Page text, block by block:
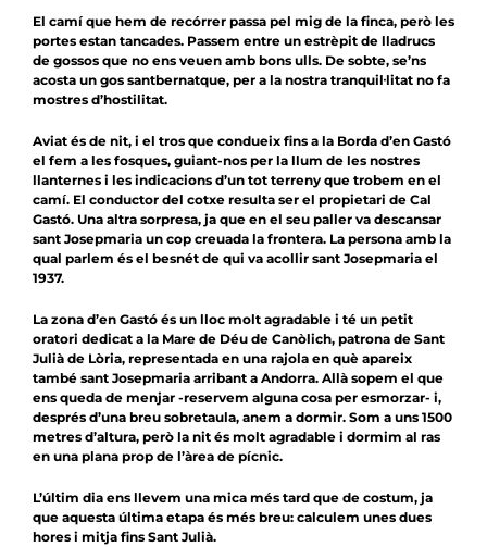
El camí que hem de recórrer passa pel mig de la finca, però les
portes estan tancades. Passem entre un estrèpit de lladrucs
de gossos que no ens veuen amb bons ulls. De sobte, se’ns
acosta un gos santbernatque, per a la nostra tranquil·litat no fa
mostres d’hostilitat.
Aviat és de nit, i el tros que condueix fins a la Borda d’en Gastó
el fem a les fosques, guiant-nos per la llum de les nostres
llanternes i les indicacions d’un tot terreny que trobem en el
camí. El conductor del cotxe resulta ser el propietari de Cal
Gastó. Una altra sorpresa, ja que en el seu paller va descansar
sant Josepmaria un cop creuada la frontera. La persona amb la
qual parlem és el besnét de qui va acollir sant Josepmaria el
1937.
La zona d’en Gastó és un lloc molt agradable i té un petit
oratori dedicat a la Mare de Déu de Canòlich, patrona de Sant
Julià de Lòria, representada en una rajola en què apareix
també sant Josepmaria arribant a Andorra. Allà sopem el que
ens queda de menjar -reservem alguna cosa per esmorzar- i,
després d’una breu sobretaula, anem a dormir. Som a uns 1500
metres d’altura, però la nit és molt agradable i dormim al ras
en una plana prop de l’àrea de pícnic.
L’últim dia ens llevem una mica més tard que de costum, ja
que aquesta última etapa és més breu: calculem unes dues
hores i mitja fins Sant Julià.